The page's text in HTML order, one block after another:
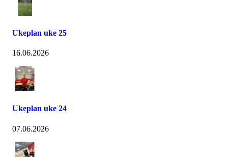
Ukeplan uke 25
16.06.2026
Ukeplan uke 24
07.06.2026